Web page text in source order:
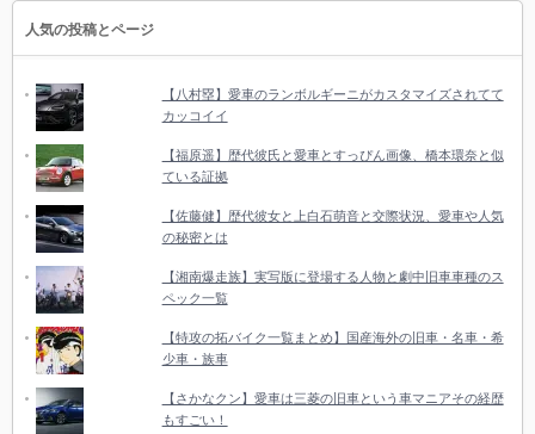
人気の投稿とページ
【八村塁】愛車のランボルギーニがカスタマイズされてて
カッコイイ
【福原遥】歴代彼氏と愛車とすっぴん画像、橋本環奈と似
ている証拠
【佐藤健】歴代彼女と上白石萌音と交際状況、愛車や人気
の秘密とは
【湘南爆走族】実写版に登場する人物と劇中旧車車種のス
ペック一覧
【特攻の拓バイク一覧まとめ】国産海外の旧車・名車・希
少車・族車
【さかなクン】愛車は三菱の旧車という車マニアその経歴
もすごい！